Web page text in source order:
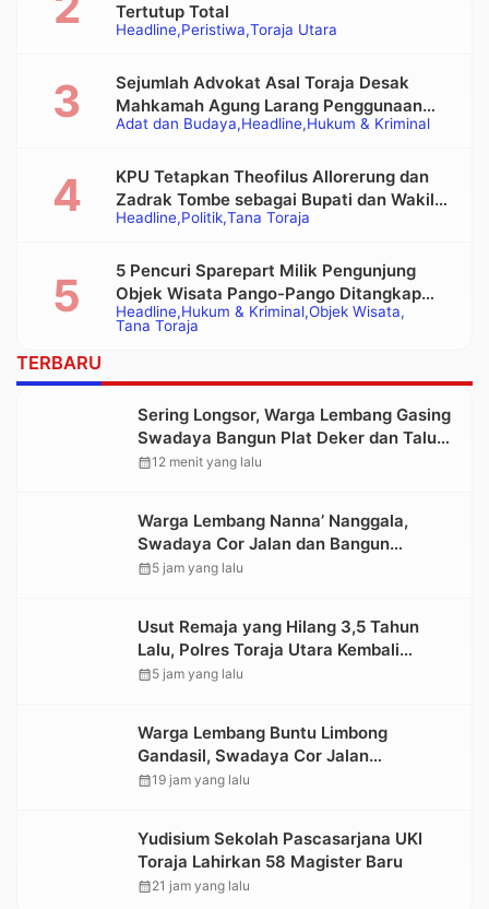
Headline Peristiwa Toraja Utara
Tertutup Total
Adat dan Budaya Headline Hukum & Kriminal
Sejumlah Advokat Asal Toraja Desak
Mahkamah Agung Larang Penggunaan
Alat Berat pada Eksekusi Rumah Adat
Headline Politik Tana Toraja
KPU Tetapkan Theofilus Allorerung dan
Zadrak Tombe sebagai Bupati dan Wakil
Bupati Tana Toraja Terpilih
Headline Hukum & Kriminal Objek Wisata
Tana Toraja
5 Pencuri Sparepart Milik Pengunjung
Objek Wisata Pango-Pango Ditangkap
Polisi
TERBARU
Sering Longsor, Warga Lembang Gasing
Swadaya Bangun Plat Deker dan Talut
Jalan Penghubung Antar Lembang
calendar_month12 menit yang lalu
Warga Lembang Nanna’ Nanggala,
Swadaya Cor Jalan dan Bangun
Jembatan
calendar_month5 jam yang lalu
Usut Remaja yang Hilang 3,5 Tahun
Lalu, Polres Toraja Utara Kembali
Datangi TKP
calendar_month5 jam yang lalu
Warga Lembang Buntu Limbong
Gandasil, Swadaya Cor Jalan
Sepanjang 500 Meter
calendar_month19 jam yang lalu
Yudisium Sekolah Pascasarjana UKI
Toraja Lahirkan 58 Magister Baru
calendar_month21 jam yang lalu